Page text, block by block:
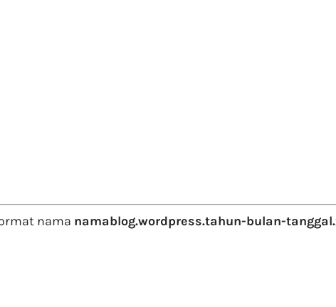
nama namablog.wordpress.tahun-bulan-